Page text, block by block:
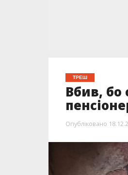
ТРЕШ
Вбив, бо
Опубліковано